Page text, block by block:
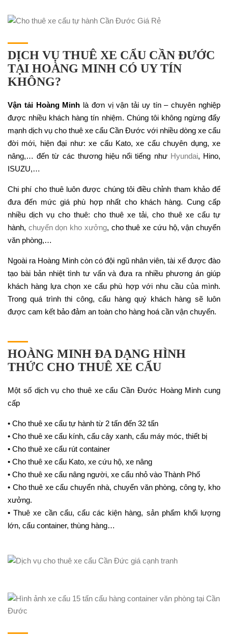
DỊCH VỤ THUÊ XE CẨU CẦN ĐƯỚC
TẠI HOÀNG MINH CÓ UY TÍN
KHÔNG?
Vận tải Hoàng Minh là đơn vị vận tải uy tín – chuyên nghiệp
được nhiều khách hàng tín nhiệm. Chúng tôi không ngừng đẩy
mạnh dịch vụ cho thuê xe cẩu Cần Đước với nhiều dòng xe cẩu
đời mới, hiện đại như: xe cẩu Kato, xe cẩu chuyên dụng, xe
nâng,… đến từ các thương hiệu nổi tiếng như Hyundai, Hino,
ISUZU,…
Chi phí cho thuê luôn được chúng tôi điều chỉnh tham khảo để
đưa đến mức giá phù hợp nhất cho khách hàng. Cung cấp
nhiều dịch vụ cho thuê: cho thuê xe tải, cho thuê xe cẩu tự
hành, chuyển dọn kho xưởng, cho thuê xe cứu hộ, vận chuyển
văn phòng,…
Ngoài ra Hoàng Minh còn có đội ngũ nhân viên, tài xế được đào
tạo bài bản nhiệt tình tư vấn và đưa ra nhiều phương án giúp
khách hàng lựa chọn xe cẩu phù hợp với nhu cầu của mình.
Trong quá trình thi công, cẩu hàng quý khách hàng sẽ luôn
được cam kết bảo đảm an toàn cho hàng hoá cần vận chuyển.
HOÀNG MINH ĐA DẠNG HÌNH
THỨC CHO THUÊ XE CẨU
Một số dịch vụ cho thuê xe cẩu Cần Đước Hoàng Minh cung
cấp
• Cho thuê xe cẩu tự hành từ 2 tấn đến 32 tấn
• Cho thuê xe cẩu kính, cẩu cây xanh, cẩu máy móc, thiết bị
• Cho thuê xe cẩu rút container
• Cho thuê xe cẩu Kato, xe cứu hộ, xe nâng
• Cho thuê xe cẩu nâng người, xe cẩu nhỏ vào Thành Phố
• Cho thuê xe cẩu chuyển nhà, chuyển văn phòng, công ty, kho
xưởng.
• Thuê xe cần cẩu, cẩu các kiện hàng, sản phẩm khối lượng
lớn, cẩu container, thùng hàng…